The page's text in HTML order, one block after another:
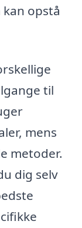
opstå
til
mens
metoder.
dig selv